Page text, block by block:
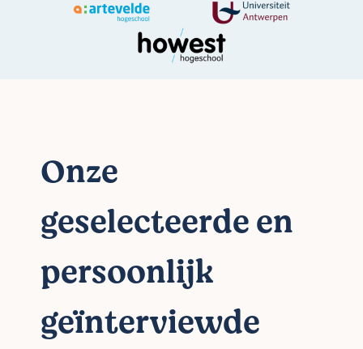
Onze
geselecteerde en
persoonlijk
geïnterviewde